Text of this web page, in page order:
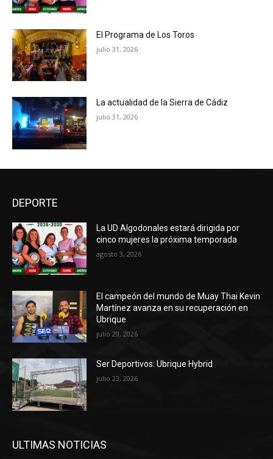
El Programa de Los Toros
julio 31, 2026
La actualidad de la Sierra de Cádiz
julio 31, 2026
DEPORTE
La UD Algodonales estará dirigida por
cinco mujeres la próxima temporada
agosto 3, 2026
El campeón del mundo de Muay Thai Kevin
Martínez avanza en su recuperación en
Ubrique
julio 29, 2026
Ser Deportivos: Ubrique Hybrid
julio 23, 2026
ULTIMAS NOTICIAS